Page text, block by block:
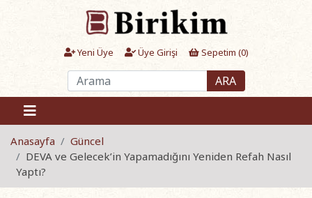
Yeni Üye Üye Girişi Sepetim (0)
ARA
Anasayfa
Güncel
DEVA ve Gelecek’in Yapamadığını Yeniden Refah Nasıl
Yaptı?